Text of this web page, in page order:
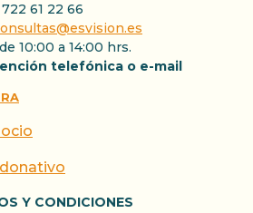
61 22 66
10:00 a 14:00 hrs.
telefónica o e-mail
Y CONDICIONES